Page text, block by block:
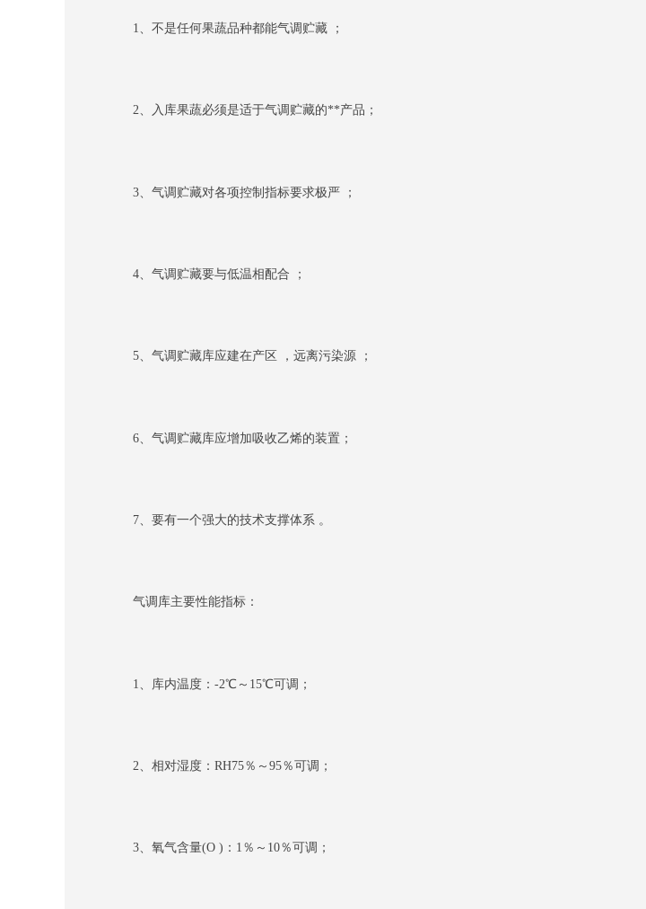
1、不是任何果蔬品种都能气调贮藏 ；
2、入库果蔬必须是适于气调贮藏的**产品；
3、气调贮藏对各项控制指标要求极严 ；
4、气调贮藏要与低温相配合 ；
5、气调贮藏库应建在产区 ，远离污染源 ；
6、气调贮藏库应增加吸收乙烯的装置；
7、要有一个强大的技术支撑体系 。
气调库主要性能指标：
1、库内温度：-2℃～15℃可调；
2、相对湿度：RH75％～95％可调；
3、氧气含量(O )：1％～10％可调；